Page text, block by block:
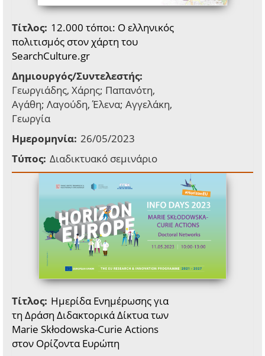
Τίτλος: 12.000 τόποι: O ελληνικός
πολιτισμός στον χάρτη του
SearchCulture.gr
Δημιουργός/Συντελεστής:
Γεωργιάδης, Χάρης; Παπανότη,
Αγάθη; Λαγούδη, Έλενα; Αγγελάκη,
Γεωργία
Ημερομηνία: 26/05/2023
Τύπος: Διαδικτυακό σεμινάριο
Τίτλος: Ημερίδα Ενημέρωσης για
τη Δράση Διδακτορικά Δίκτυα των
Marie Skłodowska-Curie Actions
στον Ορίζοντα Ευρώπη